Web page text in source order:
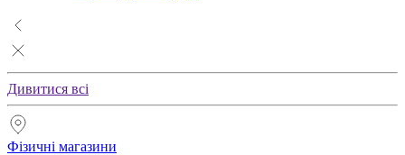
Дивитися всі
Фізичні магазини